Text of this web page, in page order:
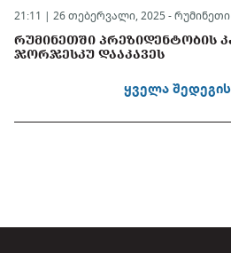
21:11 | 26 თებერვალი, 2025 - რუმინეთი
ᲠᲣᲛᲘᲜᲔᲗᲨᲘ ᲞᲠᲔᲖᲘᲓᲔᲜᲢᲝᲑᲘᲡ
ᲯᲝᲠᲯᲔᲡᲙᲣ ᲓᲐᲐᲙᲐᲕᲔᲡ
ყველა შედეგის